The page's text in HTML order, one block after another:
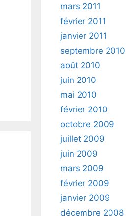
mars 2011
février 2011
janvier 2011
septembre 2010
août 2010
juin 2010
mai 2010
février 2010
octobre 2009
juillet 2009
juin 2009
mars 2009
février 2009
janvier 2009
décembre 2008